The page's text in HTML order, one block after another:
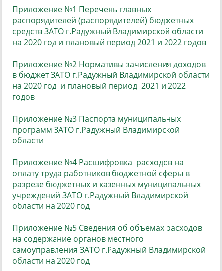
Приложение №1 Перечень главных
распорядителей (распорядителей) бюджетных
средств ЗАТО г.Радужный Владимирской области
на 2020 год и плановый период 2021 и 2022 годов
Приложение №2 Нормативы зачисления доходов
в бюджет ЗАТО г.Радужный Владимирской области
на 2020 год и плановый период 2021 и 2022
годов
Приложение №3 Паспорта муниципальных
программ ЗАТО г.Радужный Владимирской
области
Приложение №4 Расшифровка расходов на
оплату труда работников бюджетной сферы в
разрезе бюджетных и казенных муниципальных
учреждений ЗАТО г.Радужный Владимирской
области на 2020 год
Приложение №5 Сведения об объемах расходов
на содержание органов местного
самоуправления ЗАТО г.Радужный Владимирской
области на 2020 год